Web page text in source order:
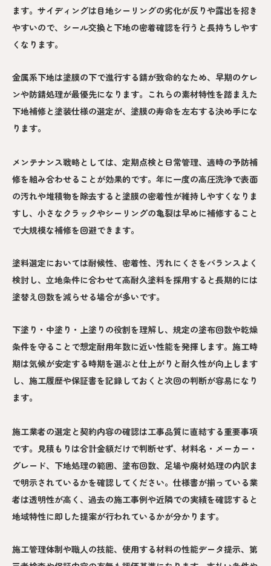
ます。サイディングは目地シーリングの劣化が反りや露出を招き
やすいので、シール交換と下地の密着確認を行うと長持ちしやす
くなります。
金属系下地は塗膜の下で進行する錆が致命的なため、早期のケレ
ンや防錆処理が最優先になります。これらの素材特性を踏まえた
下地補修と塗装仕様の選定が、塗膜の寿命を左右する決め手にな
ります。
メンテナンス戦略としては、定期点検と日常管理、適時の予防補
修を組み合わせることが効果的です。年に一度の高圧洗浄で表面
の汚れや堆積物を除去すると塗膜の密着性が維持しやすくなりま
すし、小さなクラックやシーリングの亀裂は早めに補修すること
で大規模な補修を回避できます。
塗料選定においては耐候性、密着性、汚れにくさをバランスよく
検討し、立地条件に合わせて高耐久塗料を採用すると長期的には
塗替え回数を減らせる場合が多いです。
下塗り・中塗り・上塗りの役割を理解し、規定の塗布回数や乾燥
条件を守ることで想定耐用年数に近い性能を発揮します。施工時
期は気候が安定する時期を選ぶと仕上がりと耐久性が向上します
し、施工履歴や保証書を記録しておくと次回の判断が容易になり
ます。
施工業者の選定と契約内容の確認は工事品質に直結する重要事項
です。見積もりは合計金額だけで判断せず、材料名・メーカー・
グレード、下地処理の範囲、塗布回数、足場や廃材処理の内訳ま
で明示されているかを確認してください。仕様書が揃っている業
者は透明性が高く、過去の施工事例や近隣での実績を確認すると
地域特性に即した提案が行われているかが分かります。
施工管理体制や職人の技能、使用する材料の性能データ提示、第